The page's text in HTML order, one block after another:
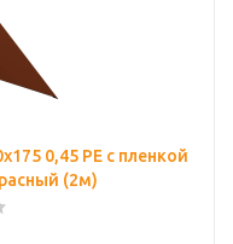
0,45 PE с пленкой
(2м)